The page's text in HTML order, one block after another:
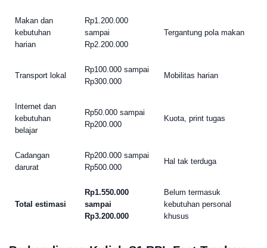
Makan dan
kebutuhan
harian
Rp1.200.000
sampai
Rp2.200.000
Tergantung pola makan
Transport lokal
Rp100.000 sampai
Rp300.000
Mobilitas harian
Internet dan
kebutuhan
belajar
Rp50.000 sampai
Rp200.000
Kuota, print tugas
Cadangan
darurat
Rp200.000 sampai
Rp500.000
Hal tak terduga
Total estimasi
Rp1.550.000
sampai
Rp3.200.000
Belum termasuk
kebutuhan personal
khusus